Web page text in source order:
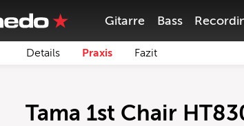
Gitarre Bass
Details Praxis Fazit
Tama 1st Chair